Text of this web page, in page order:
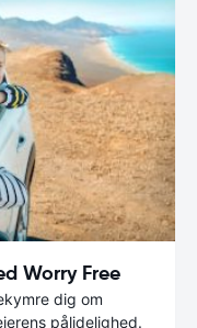
Worry Free
dig om
pålidelighed.